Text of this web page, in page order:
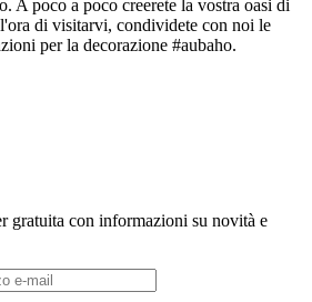
A poco a poco creerete la vostra oasi di
di visitarvi, condividete con noi le
per la decorazione #aubaho.
gratuita con informazioni su novità e